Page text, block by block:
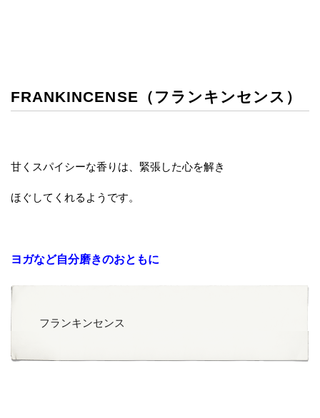
FRANKINCENSE（フランキンセンス）
甘くスパイシーな香りは、緊張した心を解き
ほぐしてくれるようです。
ヨガなど自分磨きのおともに
フランキンセンス